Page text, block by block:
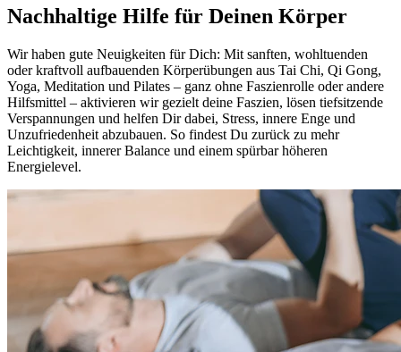
Nachhaltige Hilfe für Deinen Körper
Wir haben gute Neuigkeiten für Dich: Mit sanften, wohltuenden
oder kraftvoll aufbauenden Körperübungen aus Tai Chi, Qi Gong,
Yoga, Meditation und Pilates – ganz ohne Faszienrolle oder andere
Hilfsmittel – aktivieren wir gezielt deine Faszien, lösen tiefsitzende
Verspannungen und helfen Dir dabei, Stress, innere Enge und
Unzufriedenheit abzubauen. So findest Du zurück zu mehr
Leichtigkeit, innerer Balance und einem spürbar höheren
Energielevel.